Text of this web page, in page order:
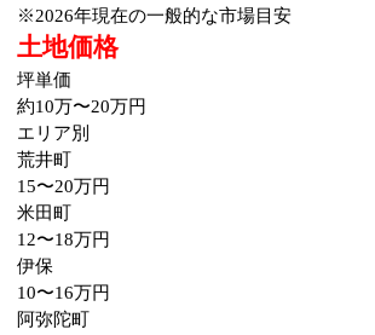
※2026年現在の一般的な市場目安
土地価格
坪単価
約10万〜20万円
エリア別
荒井町
15〜20万円
米田町
12〜18万円
伊保
10〜16万円
阿弥陀町